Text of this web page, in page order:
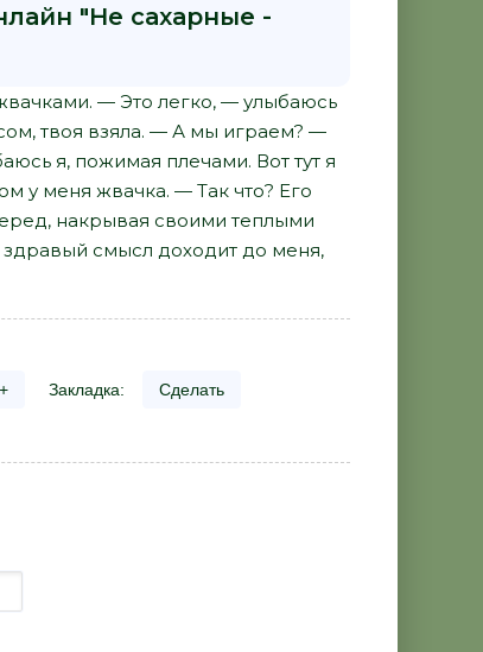
"Не сахарные -
— Это легко, — улыбаюсь
твоя взяла. — А мы играем? —
я, пожимая плечами. Вот тут я
у меня жвачка. — Так что? Его
накрывая своими теплыми
здравый смысл доходит до меня,
+ Закладка: Сделать